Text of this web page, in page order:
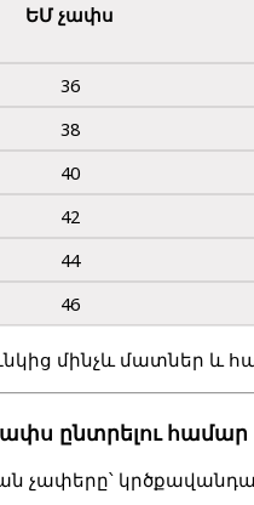
ԵՄ չափս
36
38
40
42
44
46
մինչև մատներ և
ընտրելու համար
չափերը՝